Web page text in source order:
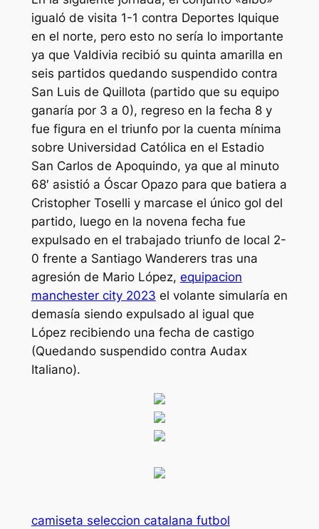
igualó de visita 1-1 contra Deportes Iquique
en el norte, pero esto no sería lo importante
ya que Valdivia recibió su quinta amarilla en
seis partidos quedando suspendido contra
San Luis de Quillota (partido que su equipo
ganaría por 3 a 0), regreso en la fecha 8 y
fue figura en el triunfo por la cuenta mínima
sobre Universidad Católica en el Estadio
San Carlos de Apoquindo, ya que al minuto
68′ asistió a Óscar Opazo para que batiera a
Cristopher Toselli y marcase el único gol del
partido, luego en la novena fecha fue
expulsado en el trabajado triunfo de local 2-
0 frente a Santiago Wanderers tras una
agresión de Mario López, equipacion
manchester city 2023 el volante simularía en
demasía siendo expulsado al igual que
López recibiendo una fecha de castigo
(Quedando suspendido contra Audax
Italiano).
camiseta seleccion catalana futbol